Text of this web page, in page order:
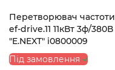
Перетворювач частоти
ef-drive.11 11кВт 3ф/380В
"E.NEXT" i0800009
Під замовлення